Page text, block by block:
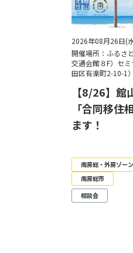
2026年08月26日(
開催場所：ふるさ
交通会館８F）セ
田区有楽町2-10-1）
【8/26】館
「合同移住
ます！
南房総・外房ゾーン
南房総市
相談会